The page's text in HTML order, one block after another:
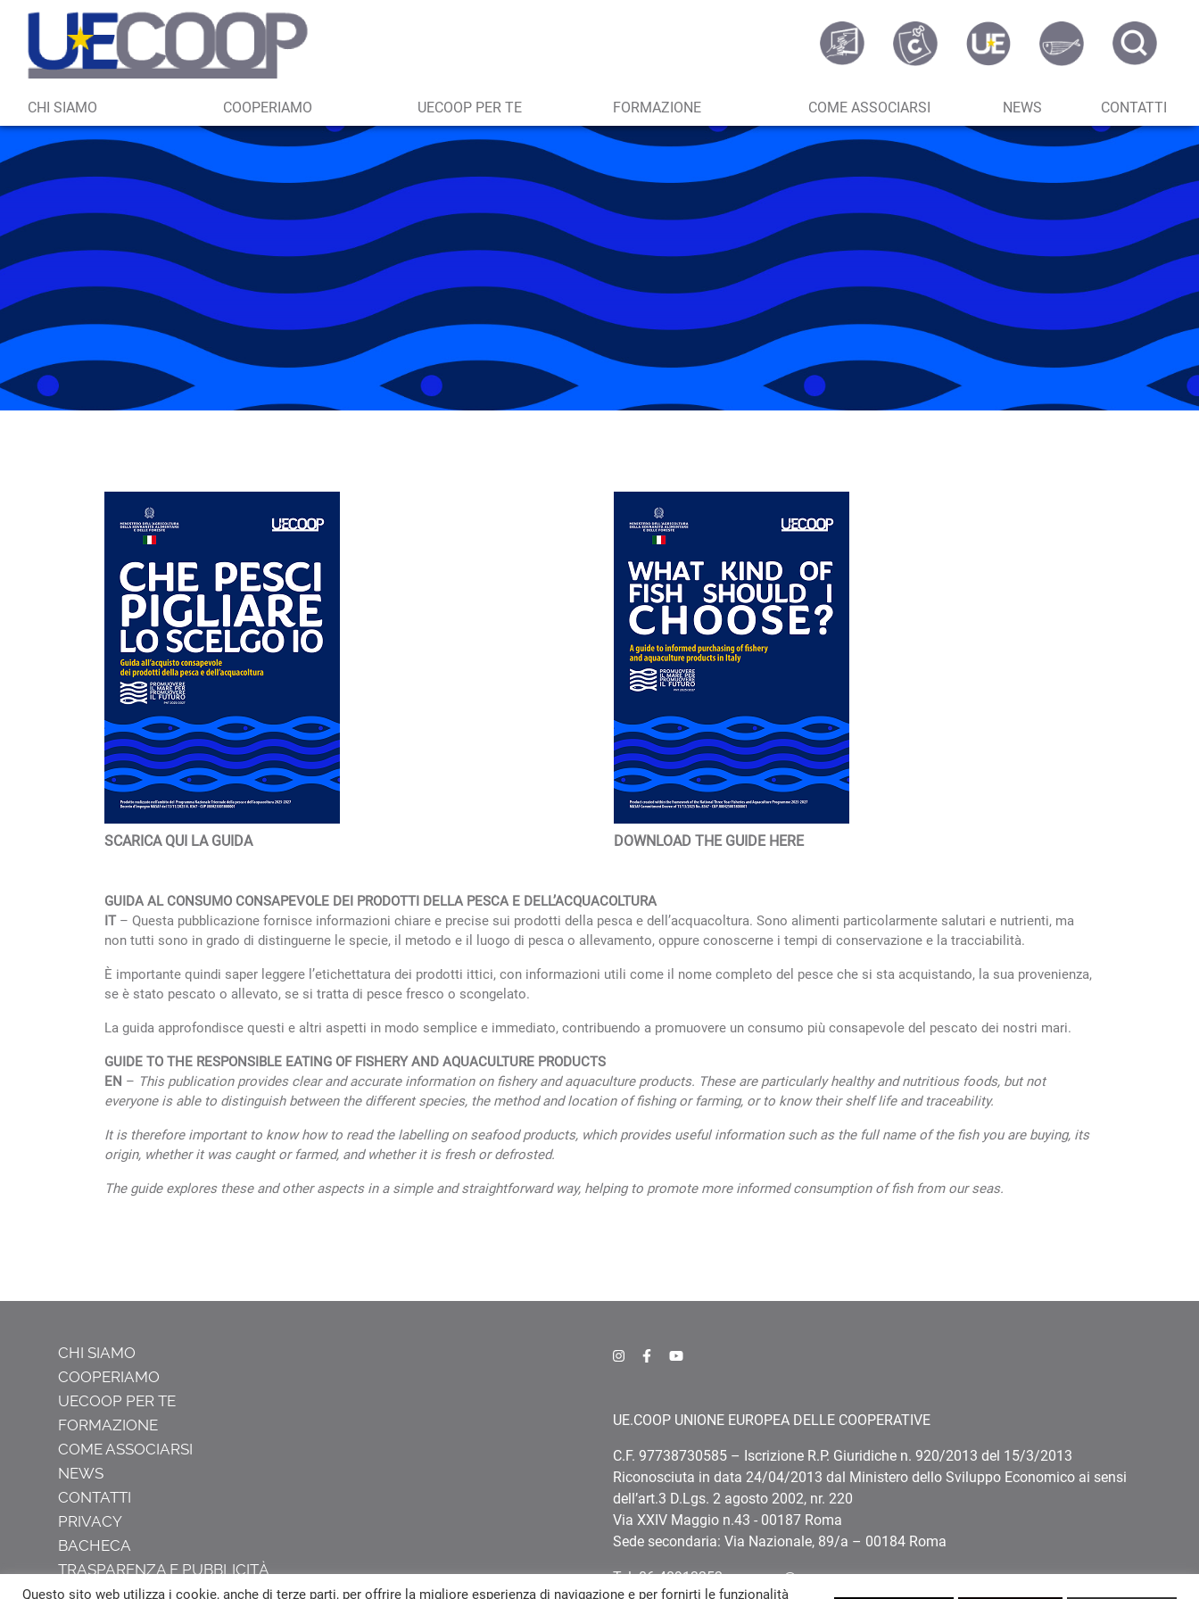
CHI SIAMO COOPERIAMO UECOOP PER TE FORMAZIONE COME ASSOCIARSI NEWS CONTATTI
SCARICA QUI LA GUIDA DOWNLOAD THE GUIDE HERE
GUIDA AL CONSUMO CONSAPEVOLE DEI PRODOTTI DELLA PESCA E DELL’ACQUACOLTURA
IT – Questa pubblicazione fornisce informazioni chiare e precise sui prodotti della pesca e dell’acquacoltura. Sono alimenti particolarmente salutari e nutrienti, ma
non tutti sono in grado di distinguerne le specie, il metodo e il luogo di pesca o allevamento, oppure conoscerne i tempi di conservazione e la tracciabilità.
È importante quindi saper leggere l’etichettatura dei prodotti ittici, con informazioni utili come il nome completo del pesce che si sta acquistando, la sua provenienza,
se è stato pescato o allevato, se si tratta di pesce fresco o scongelato.
La guida approfondisce questi e altri aspetti in modo semplice e immediato, contribuendo a promuovere un consumo più consapevole del pescato dei nostri mari.
GUIDE TO THE RESPONSIBLE EATING OF FISHERY AND AQUACULTURE PRODUCTS
EN – This publication provides clear and accurate information on fishery and aquaculture products. These are particularly healthy and nutritious foods, but not
everyone is able to distinguish between the different species, the method and location of fishing or farming, or to know their shelf life and traceability.
It is therefore important to know how to read the labelling on seafood products, which provides useful information such as the full name of the fish you are buying, its
origin, whether it was caught or farmed, and whether it is fresh or defrosted.
The guide explores these and other aspects in a simple and straightforward way, helping to promote more informed consumption of fish from our seas.
CHI SIAMO
COOPERIAMO
UECOOP PER TE
FORMAZIONE
COME ASSOCIARSI
NEWS
CONTATTI
PRIVACY
BACHECA
TRASPARENZA E PUBBLICITÀ
UE.COOP UNIONE EUROPEA DELLE COOPERATIVE
C.F. 97738730585 – Iscrizione R.P. Giuridiche n. 920/2013 del 15/3/2013
Riconosciuta in data 24/04/2013 dal Ministero dello Sviluppo Economico ai sensi
dell’art.3 D.Lgs. 2 agosto 2002, nr. 220
Via XXIV Maggio n.43 - 00187 Roma
Sede secondaria: Via Nazionale, 89/a – 00184 Roma
Tel. 06 48913252 - ue.coop@uecoop.org
Questo sito web utilizza i cookie, anche di terze parti, per offrire la migliore esperienza di navigazione e per fornirti le funzionalità